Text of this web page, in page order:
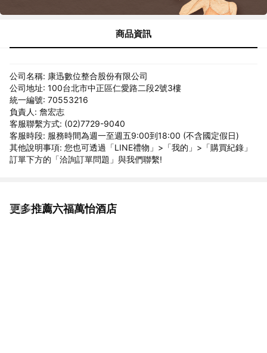
商品資訊
公司名稱: 康迅數位整合股份有限公司
公司地址: 100台北市中正區仁愛路二段2號3樓
統一編號: 70553216
負責人: 詹宏志
客服聯繫方式: (02)7729-9040
客服時段: 服務時間為週一至週五9:00到18:00 (不含國定假日)
其他說明事項: 您也可透過「LINE禮物」>「我的」>「購買紀錄」
訂單下方的「洽詢訂單問題」與我們聯繫!
更多推薦六福萬怡酒店
看更多